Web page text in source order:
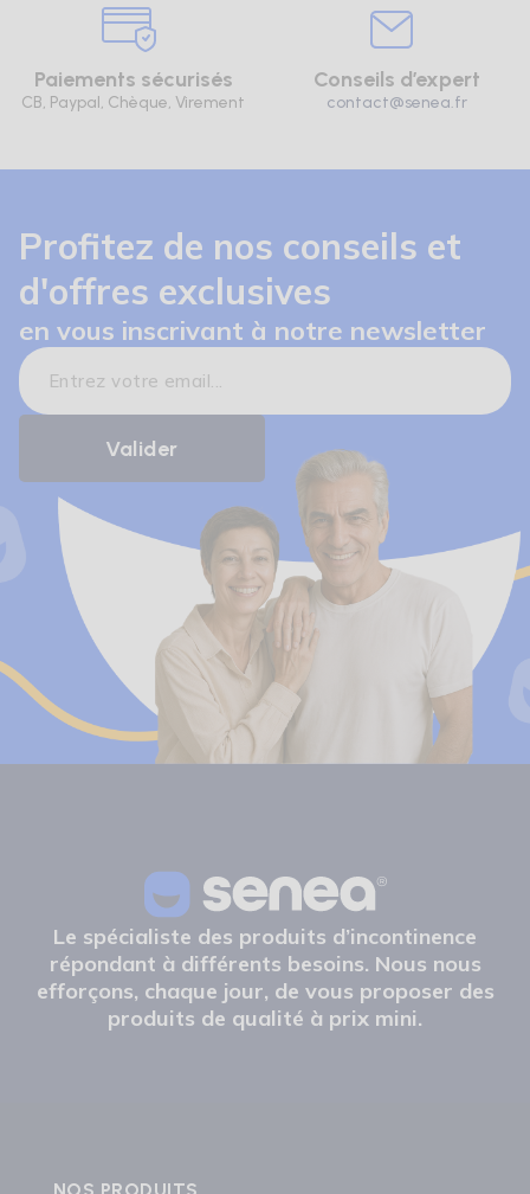
Paiements sécurisés
CB, Paypal, Chèque, Virement
Conseils d’expert
contact@senea.fr
Profitez de nos conseils et
d'offres exclusives
en vous inscrivant à notre newsletter
Le spécialiste des produits d’incontinence
répondant à différents besoins. Nous nous
efforçons, chaque jour, de vous proposer des
produits de qualité à prix mini.